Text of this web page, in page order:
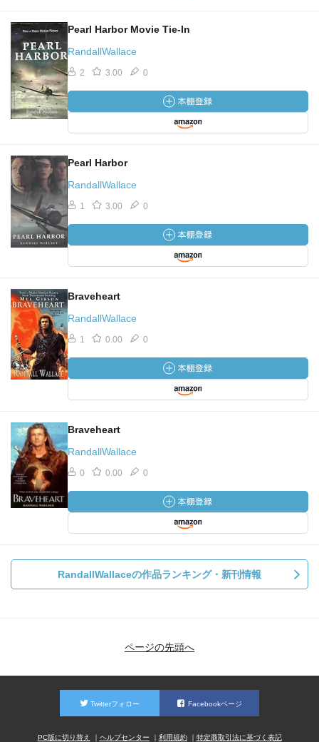
Pearl Harbor Movie Tie-In
RandallWallace
2 3.00 0
Pearl Harbor
RandallWallace
1 3.00 0
Braveheart
RandallWallace
1 0.00 0
Braveheart
RandallWallace
0 0.00 0
RandallWallaceの作品ランキング・新刊情報
ページの先頭へ
Twitterフォロー Facebookページ
PC版に切り替え ヘルプセンター 利用規約 特定商取引法に基づく表記